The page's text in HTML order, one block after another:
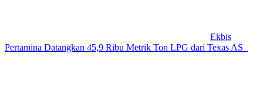
Ekbis
Pertamina Datangkan 45,9 Ribu Metrik Ton LPG dari Texas AS